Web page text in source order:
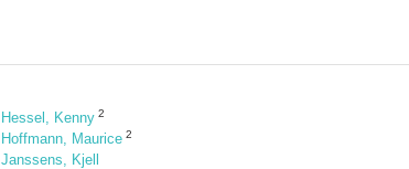
Hessel, Kenny 2
Hoffmann, Maurice 2
Janssens, Kjell